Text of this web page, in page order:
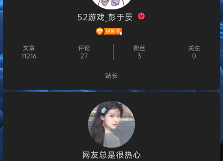
52游戏_彭于晏
文章
11216
评论
27
粉丝
3
关注
0
站长
个人主页
网友总是很热心